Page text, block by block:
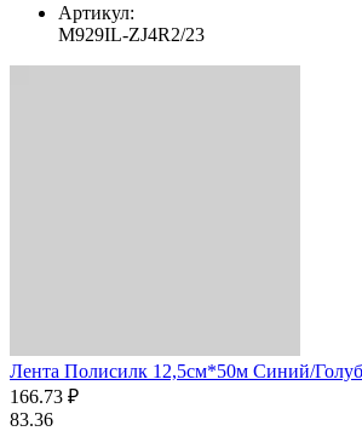
Артикул:
M929IL-ZJ4R2/23
Лента Полисилк 12,5см*50м Синий/
166.73 ₽
83.36